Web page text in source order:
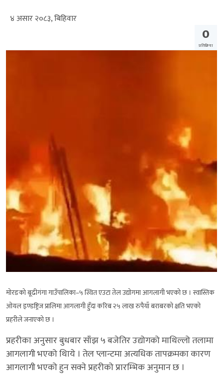
४ असार २०८३, बिहिवार
0
प्रतिक्रिया
मोरङको बूढीगंगा गाउँपालिका–५ स्थित एउटा तेल उद्योगमा आगलागी भएको छ । स्वास्तिक
ओयल इण्डष्ट्रिज प्रालिमा आगलागी हुँदा करिब २५ लाख रुपैयाँ बराबरको क्षति भएको
प्रहरीले जनाएको छ ।
प्रहरीका अनुसार बुधबार साँझ ५ बजेतिर उद्योगको माथिल्लो तलामा
आगलागी भएको थिाये । तेल प्लान्टमा अत्यधिक तापक्रमका कारण
आगलागी भएको हुन सक्ने प्रहरीको प्रारम्भिक अनुमान छ ।